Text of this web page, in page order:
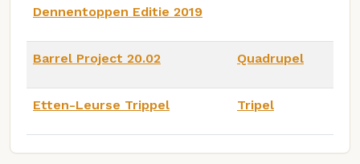
Dennentoppen Editie 2019
Barrel Project 20.02 Quadrupel
Etten-Leurse Trippel Tripel